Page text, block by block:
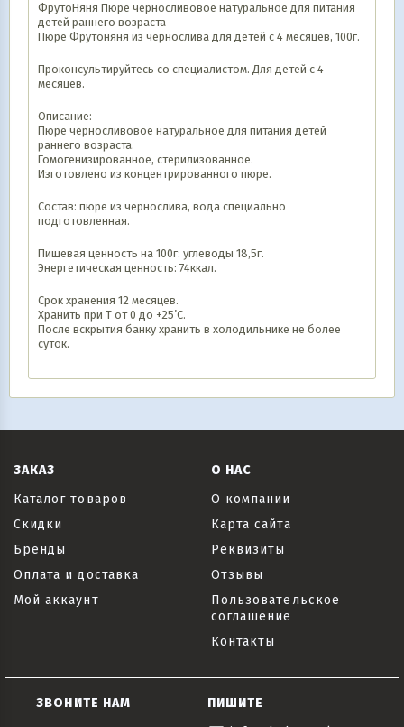
ФрутоНяня Пюре черносливовое натуральное для питания
детей раннего возраста
Пюре Фрутоняня из чернослива для детей с 4 месяцев, 100г.
Проконсультируйтесь со специалистом. Для детей с 4
месяцев.
Описание:
Пюре черносливовое натуральное для питания детей
раннего возраста.
Гомогенизированное, стерилизованное.
Изготовлено из концентрированного пюре.
Состав: пюре из чернослива, вода специально
подготовленная.
Пищевая ценность на 100г: углеводы 18,5г.
Энергетическая ценность: 74ккал.
Срок хранения 12 месяцев.
Хранить при Т от 0 до +25’С.
После вскрытия банку хранить в холодильнике не более
суток.
ЗАКАЗ
Каталог товаров
Скидки
Бренды
Оплата и доставка
Мой аккаунт
О НАС
О компании
Карта сайта
Реквизиты
Отзывы
Пользовательское
соглашение
Контакты
ЗВОНИТЕ НАМ
ПИШИТЕ